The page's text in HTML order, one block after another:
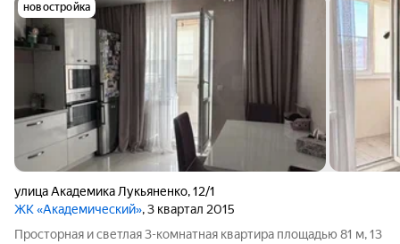
новостройка
улица Академика Лукьяненко,12/1
ЖК «Академический», 3 квартал 2015
Просторная и светлая 3-комнатная квартира площадью 81 м, 13